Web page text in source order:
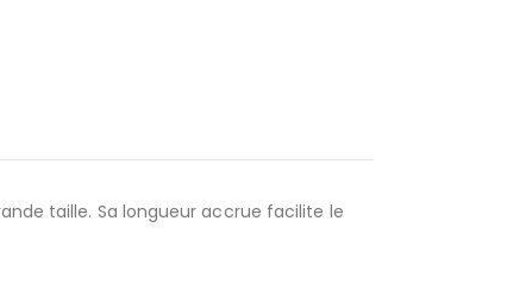
taille. Sa longueur accrue facilite le